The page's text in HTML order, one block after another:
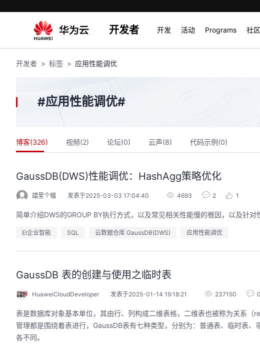
开发者 开发 活动 Programs 社区
开发者 标签 应用性能调优
#应用性能调优#
博客(326) 视频(2) 论坛(0) 云声(8) 代码示例(0)
GaussDB(DWS)性能调优：HashAgg策略优化
譡里个檔 发表于2025-03-03 17:04:40 4693 2 1
简单介绍DWS的GROUP BY执行方式，以及常见相关性能慢的根因，以及针对
EI企业智能 SQL 云数据仓库 GaussDB(DWS) 应用性能调优
GaussDB 表的创建与使用之临时表
HuaweiCloudDeveloper 发表于2025-01-14 19:18:21 237150 0
表是数据库对象基本单位，其由行、列构成二维表格，二维表也被称为关系
管理都是围绕着表进行，GaussDB表有七种类型，分别为：普通表、临时表
各不同。
AI作品三步上朋友
者运营负责人
到企业级开发。不教编
、有产出、能带走、可炫
华为云码道Skill实战与极速交付，
智能开发全链路实战
王一男-华为云码道产品规划专家；李炎-华为云码道产品专家；姜浩-华为云HCDG核心组成员
直播深度解读华为云码道6月产品新特性，从S
2026/07/
本次华为
面向具